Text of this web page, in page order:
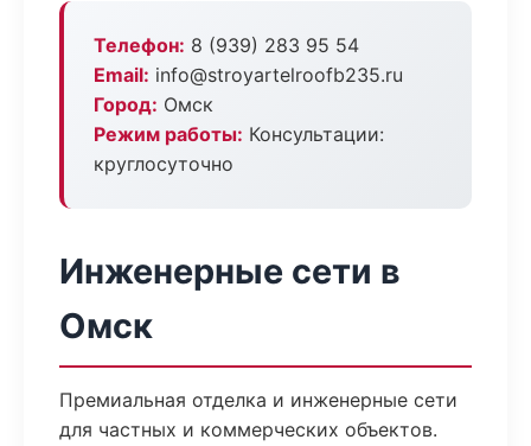
Телефон: 8 (939) 283 95 54
Email: info@stroyartelroofb235.ru
Город: Омск
Режим работы: Консультации:
круглосуточно
Инженерные сети в
Омск
Премиальная отделка и инженерные сети
для частных и коммерческих объектов.